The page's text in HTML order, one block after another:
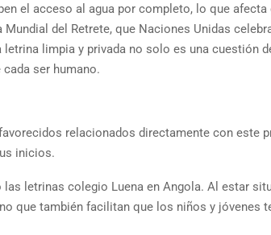
el acceso al agua por completo, lo que afecta
del Retrete, que Naciones Unidas
letrina limpia y privada no solo es una cuestión
ser humano.
relacionados directamente con este
inicios.
letrinas colegio Luena en Angola. Al estar
que también facilitan que los niños y jóvenes